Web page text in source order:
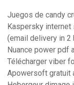
Juegos de candy
Kaspersky
(email delivery in 2
Nuance power pdf
Télécharger viber
Apowersoft gratuit